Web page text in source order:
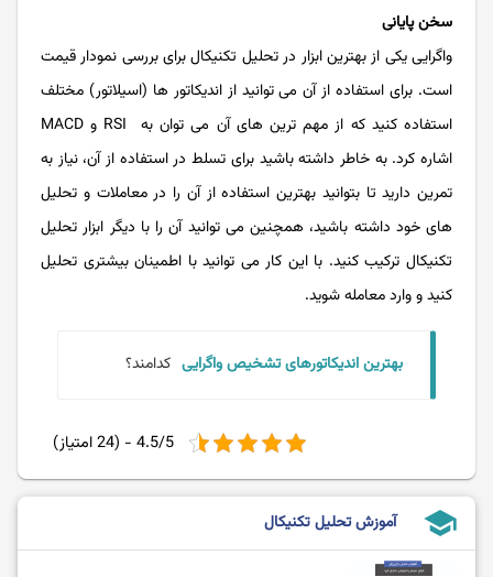
سخن پایانی
واگرایی یکی از بهترین ابزار در تحلیل تکنیکال برای بررسی نمودار قیمت
است. برای استفاده از آن می توانید از اندیکاتور ها (اسیلاتور) مختلف
استفاده کنید که از مهم ترین های آن می توان به RSI و MACD
اشاره کرد. به خاطر داشته باشید برای تسلط در استفاده از آن، نیاز به
تمرین دارید تا بتوانید بهترین استفاده از آن را در معاملات و تحلیل
های خود داشته باشید، همچنین می توانید آن را با دیگر ابزار تحلیل
تکنیکال ترکیب کنید. با این کار می توانید با اطمینان بیشتری تحلیل
کنید و وارد معامله شوید.
بهترین اندیکاتورهای تشخیص واگرایی کدامند؟
4.5/5 - (24 امتیاز)
school آموزش تحلیل تکنیکال